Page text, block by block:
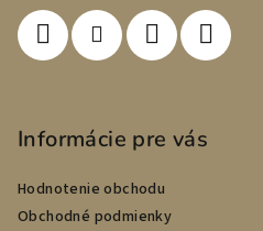
Informácie pre vás
Hodnotenie obchodu
Obchodné podmienky